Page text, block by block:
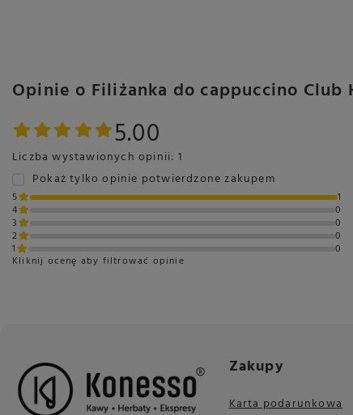
Opinie o Filiżanka do cappuccino Club
5.00
Liczba wystawionych opinii: 1
Pokaż tylko opinie potwierdzone zakupem
5
1
4
0
3
0
2
0
1
0
Kliknij ocenę aby filtrować opinie
Zakupy
Karta podarunkowa